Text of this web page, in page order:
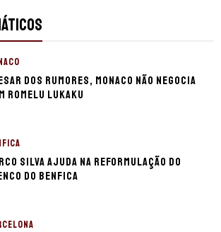
dos rumores, Monaco não negocia
Romelu Lukaku
Silva ajuda na reformulação do
do Benfica